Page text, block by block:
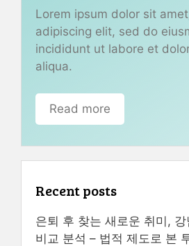
Lorem ipsum dolor sit
adipiscing elit, sed do
incididunt ut labore et
aliqua.
Read more
Recent posts
은퇴 후 찾는 새로운 취미,
비교 분석 – 법적 제도로 본